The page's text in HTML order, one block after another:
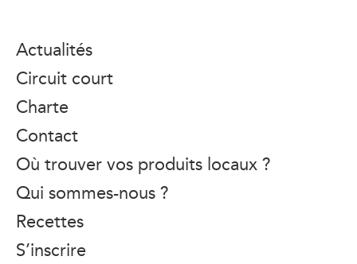
Actualités
Circuit court
Charte
Contact
Où trouver vos produits locaux ?
Qui sommes-nous ?
Recettes
S’inscrire